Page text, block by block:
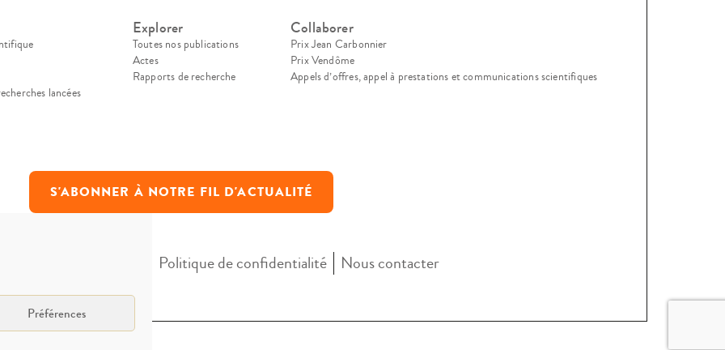
Préférences
lancées
Explorer
Toutes nos publications
Actes
Rapports de recherche
Collaborer
Prix Jean Carbonnier
Prix Vendôme
Appels d’offres, appel à prestations et communications scientifiques
S'ABONNER À NOTRE FIL D'ACTUALITÉ
Politique de confidentialité Nous contacter